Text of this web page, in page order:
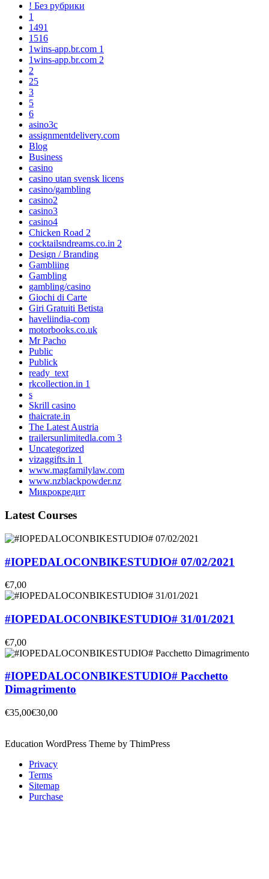
! Без рубрики
1
1491
1516
1wins-app.br.com 1
1wins-app.br.com 2
2
25
3
5
6
asino3c
assignmentdelivery.com
Blog
Business
casino
casino utan svensk licens
casino/gambling
casino2
casino3
casino4
Chicken Road 2
cocktailsndreams.co.in 2
Design / Branding
Gambliing
Gambling
gambling/casino
Giochi di Carte
Giri Gratuiti Betista
haveliindia-com
motorbooks.co.uk
Mr Pacho
Public
Publick
ready_text
rkcollection.in 1
s
Skrill casino
thaicrate.in
The Latest Austria
trailersunlimitedla.com 3
Uncategorized
vizaggifts.in 1
www.magfamilylaw.com
www.nzblackpowder.nz
Микрокредит
Latest Courses
#IOPEDALOCONBIKESTUDIO# 07/02/2021
€7,00
#IOPEDALOCONBIKESTUDIO# 31/01/2021
€7,00
#IOPEDALOCONBIKESTUDIO# Pacchetto
Dimagrimento
€35,00€30,00
Education WordPress Theme by ThimPress
Privacy
Terms
Sitemap
Purchase